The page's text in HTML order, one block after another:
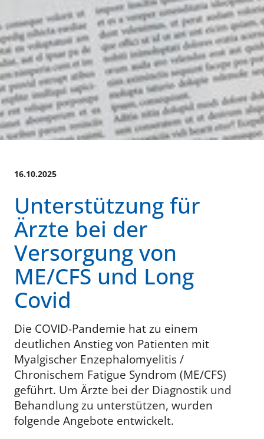
16.10.2025
Unterstützung für
Ärzte bei der
Versorgung von
ME/CFS und Long
Covid
Die COVID-Pandemie hat zu einem
deutlichen Anstieg von Patienten mit
Myalgischer Enzephalomyelitis /
Chronischem Fatigue Syndrom (ME/CFS)
geführt. Um Ärzte bei der Diagnostik und
Behandlung zu unterstützen, wurden
folgende Angebote entwickelt.